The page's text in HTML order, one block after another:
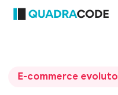
E-commerce evoluto